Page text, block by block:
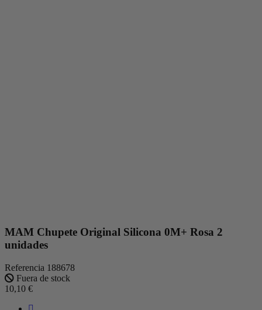
MAM Chupete Original Silicona 0M+ Rosa 2
unidades
Referencia 188678
Fuera de stock
10,10 €